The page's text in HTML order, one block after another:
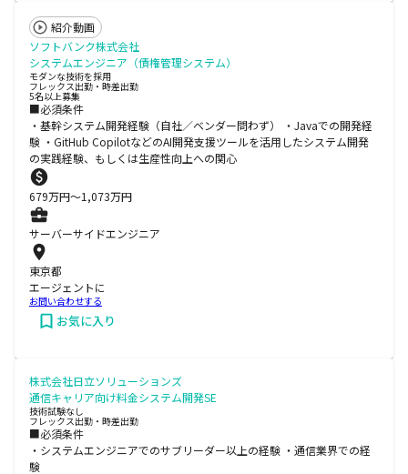
紹介動画
ソフトバンク株式会社
システムエンジニア（債権管理システム）
モダンな技術を採用
フレックス出勤・時差出勤
5名以上募集
■必須条件
・基幹システム開発経験（自社／ベンダー問わず） ・Javaでの開発経
験 ・GitHub CopilotなどのAI開発支援ツールを活用したシステム開発
の実践経験、もしくは生産性向上への関心
679万円〜1,073万円
サーバーサイドエンジニア
東京都
エージェントに
お問い合わせする
お気に入り
株式会社日立ソリューションズ
通信キャリア向け料金システム開発SE
技術試験なし
フレックス出勤・時差出勤
■必須条件
・システムエンジニアでのサブリーダー以上の経験 ・通信業界での経
験